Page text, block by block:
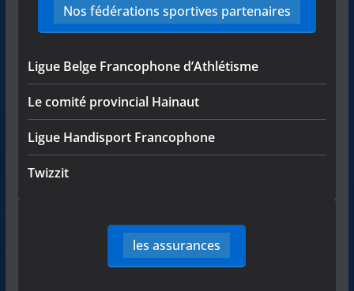
Nos fédérations sportives partenaires
Ligue Belge Francophone d’Athlétisme
Le comité provincial Hainaut
Ligue Handisport Francophone
Twizzit
les assurances